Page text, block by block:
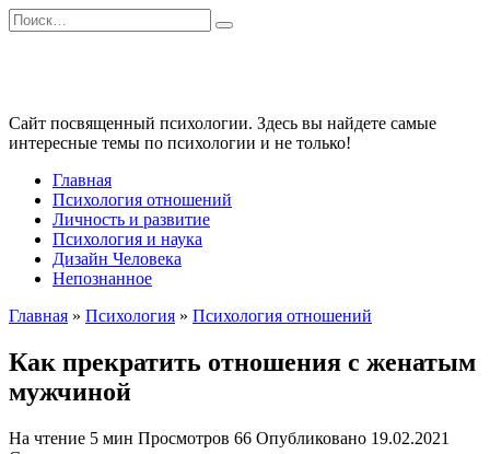
Перейти
к
Search
for:
Сайт посвященный психологии. Здесь вы найдете самые
интересные темы по психологии и не только!
Главная
Психология отношений
Личность и развитие
Психология и наука
Дизайн Человека
Непознанное
Главная » Психология » Психология отношений
Как прекратить отношения с женатым
мужчиной
На чтение 5 мин Просмотров 66 Опубликовано 19.02.2021